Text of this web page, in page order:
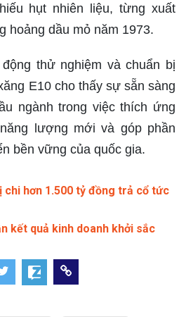
hụt nhiên liệu, từng xuất
hoảng dầu mỏ năm 1973.
thử nghiệm và chuẩn bị
E10 cho thấy sự sẵn sàng
ngành trong việc thích ứng
lượng mới và góp phần
bền vững của quốc gia.
hơn 1.500 tỷ đồng trả cổ tức
kết quả kinh doanh khởi sắc